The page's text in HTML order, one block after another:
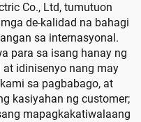
Co., Ltd, tumutuon
de-kalidad na bahagi
sa internasyonal.
para sa isang hanay ng
idinisenyo nang may
sa pagbabago, at
kasiyahan ng customer;
mapagkakatiwalaang